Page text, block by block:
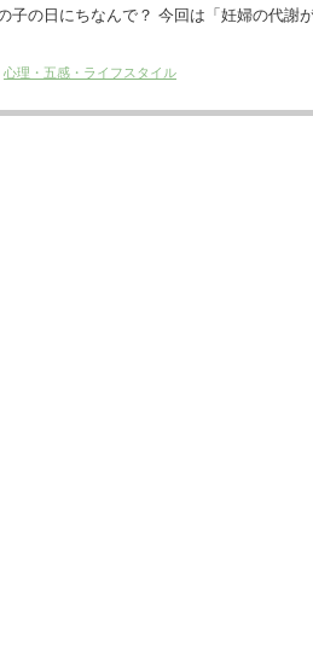
子の日にちなんで？ 今回は「妊婦の代謝
心理・五感・ライフスタイル